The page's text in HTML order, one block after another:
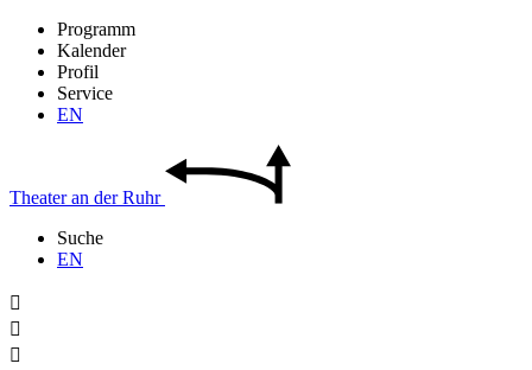
Programm
Kalender
Profil
Service
EN
Theateran derRuhr
Suche
EN


